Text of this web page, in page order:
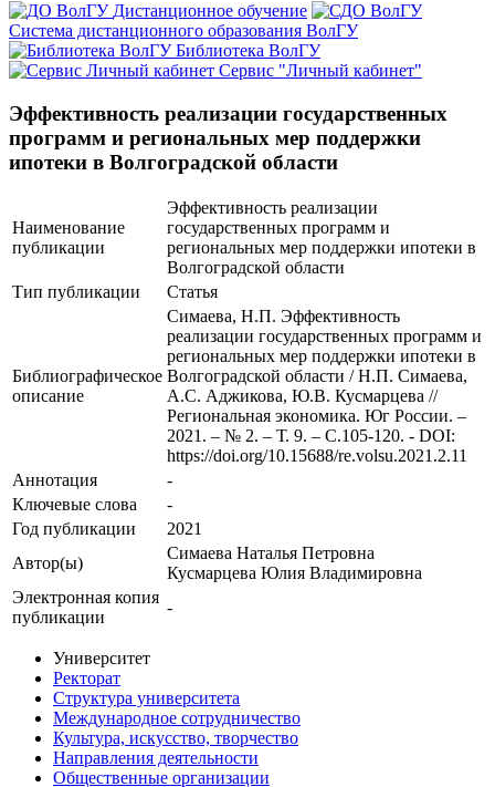
Дистанционное обучение
Система дистанционного образования ВолГУ
Библиотека ВолГУ
Сервис "Личный кабинет"
Эффективность реализации государственных
программ и региональных мер поддержки
ипотеки в Волгоградской области
Наименование
публикации
Эффективность реализации
государственных программ и
региональных мер поддержки ипотеки в
Волгоградской области
Тип публикации
Статья
Библиографическое
описание
Симаева, Н.П. Эффективность
реализации государственных программ и
региональных мер поддержки ипотеки в
Волгоградской области / Н.П. Симаева,
А.С. Аджикова, Ю.В. Кусмарцева //
Региональная экономика. Юг России. –
2021. – № 2. – Т. 9. – С.105-120. - DOI:
https://doi.org/10.15688/re.volsu.2021.2.11
Аннотация
-
Ключевые cлова
-
Год публикации
2021
Автор(ы)
Симаева Наталья Петровна
Кусмарцева Юлия Владимировна
Электронная копия
публикации
-
Университет
Ректорат
Структура университета
Международное сотрудничество
Культура, искусство, творчество
Направления деятельности
Общественные организации